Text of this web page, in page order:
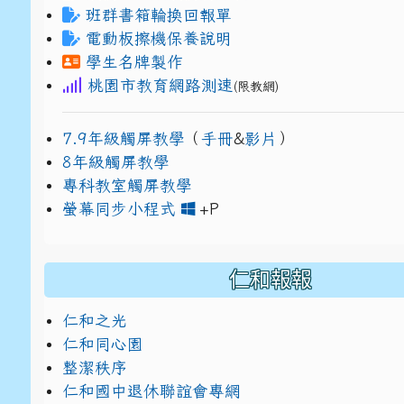
班群書箱輪換回報單
電動板擦機保養說明
學生名牌製作
桃園市教育網路測速 (限教網)
7.9年級觸屏教學 （ 手冊&影片 ）
8年級觸屏教學
專科教室觸屏教學
螢幕同步小程式
+Plink to https://
link to https://
仁和報報
仁和之光
仁和同心園
整潔秩序
仁和國中退休聯誼會專網